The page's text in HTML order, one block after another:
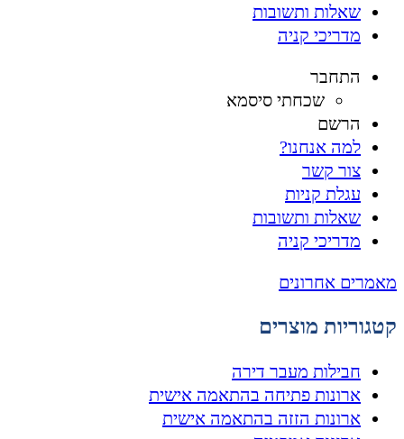
שאלות ותשובות
מדריכי קניה
התחבר
שכחתי סיסמא
הרשם
למה אנחנו?
צור קשר
עגלת קניות
שאלות ותשובות
מדריכי קניה
מאמרים אחרונים
קטגוריות מוצרים
חבילות מעבר דירה
ארונות פתיחה בהתאמה אישית
ארונות הזזה בהתאמה אישית